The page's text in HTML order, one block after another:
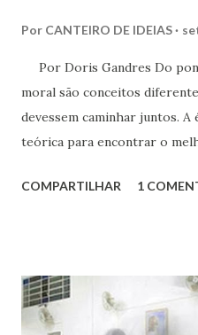
Por CANTEIRO DE IDEIAS
Por Doris Gandres Do
moral são conceitos
devessem caminhar juntos. A
teórica para encontrar o
moral se fundamenta na
nas próprias leis naturais, as
COMPARTILHAR 1